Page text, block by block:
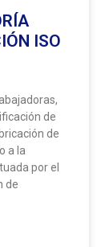
ISO
de
de
a la
por el
de